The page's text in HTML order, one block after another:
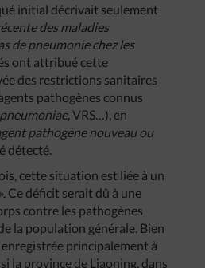
initial décrivait seulement
des maladies
de pneumonie chez les
ont attribué cette
des restrictions sanitaires
pathogènes connus
, VRS…), en
pathogène nouveau ou
détecté.
cette situation est liée à un
Ce déficit serait dû à une
contre les pathogènes
la population générale. Bien
enregistrée principalement à
la province de Liaoning, dans